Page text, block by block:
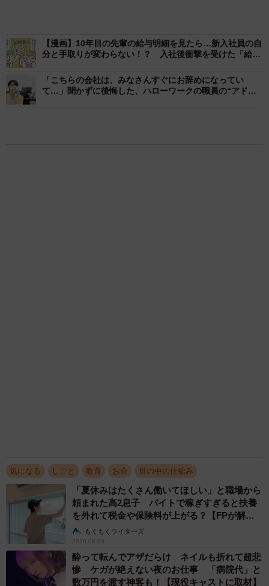
これは、「学歴フィルター」と呼ばれ、応募者の学歴を基
準に選考を行うことを指します。学歴フィルターが残る企
業に応募すると、高卒者が選考で不利になり、書類選考を
通過できないことが多くなります。
＜離職の可能性が高いと判断されやすいため＞
厚生労働省の「新規学卒就職者の離職状況(令和32年3月卒
【漫画】10年目の先輩の給与明細を見たら…新入社員の自
分と手取りが変わらない！？ 入社後衝撃を受けた「給
「こちらの会社は、みなさんすぐにお辞めになってい
て…」聞かずに後悔した、ハローワークの職員の“アドバ
気になる しごと 教育 お金 世の中の仕組み
「夏休みはたくさん働いてほしい」と職場から
頼まれた高2息子 バイトで稼ぎすぎると扶養
を外れて税金や保険料が上がる？【FPが解
説】もくもくライターズ
2026.08.08
酔って転んでアザだらけ ネイルも折れて超悲
惨 ケガが絶えない夜のお仕事 「病院代」と
数万円を渡す神客も！【現役キャストに取材】